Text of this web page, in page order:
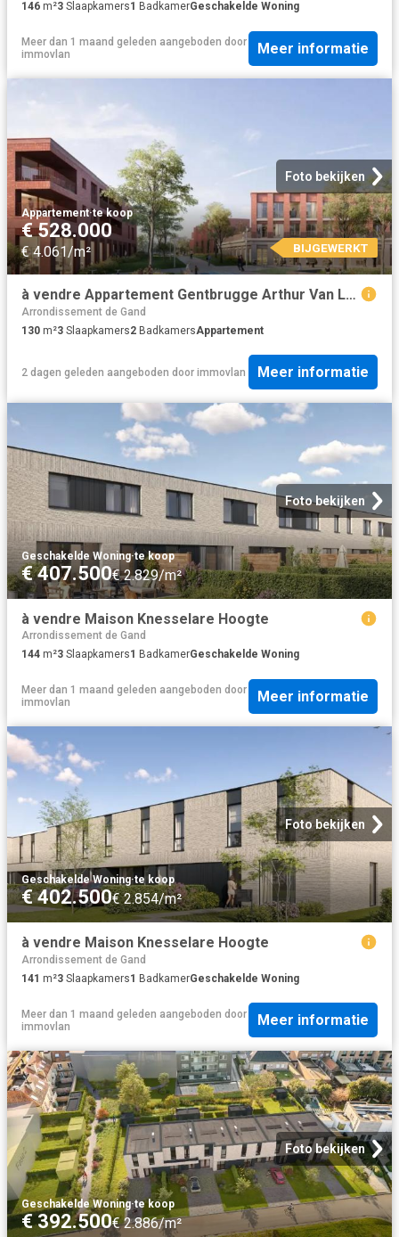
146 m²3 Slaapkamers1 BadkamerGeschakelde Woning
Meer dan 1 maand geleden aangeboden door
immovlan
Meer informatie
Foto bekijken
Appartement·te koop
€ 528.000
€ 4.061/m² BIJGEWERKT
à vendre Appartement Gentbrugge Arthur Van Laethemstraat
Arrondissement de Gand
130 m²3 Slaapkamers2 BadkamersAppartement
2 dagen geleden aangeboden door immovlan Meer informatie
Foto bekijken
Geschakelde Woning·te koop
€ 407.500€ 2.829/m²
à vendre Maison Knesselare Hoogte
Arrondissement de Gand
144 m²3 Slaapkamers1 BadkamerGeschakelde Woning
Meer dan 1 maand geleden aangeboden door
immovlan
Meer informatie
Foto bekijken
Geschakelde Woning·te koop
€ 402.500€ 2.854/m²
à vendre Maison Knesselare Hoogte
Arrondissement de Gand
141 m²3 Slaapkamers1 BadkamerGeschakelde Woning
Meer dan 1 maand geleden aangeboden door
immovlan
Meer informatie
Foto bekijken
Geschakelde Woning·te koop
€ 392.500€ 2.886/m²